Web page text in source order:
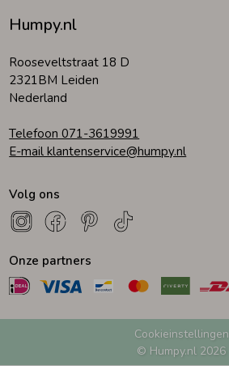
Kledingaccessoires
Beenmode
Winteraccessoires
Humpy.nl
Rooseveltstraat 18 D
2321BM Leiden
Nederland
Telefoon 071-3619991
E-mail klantenservice@humpy.nl
Volg ons
Onze partners
Cookieinstellingen
© Humpy.nl 2026